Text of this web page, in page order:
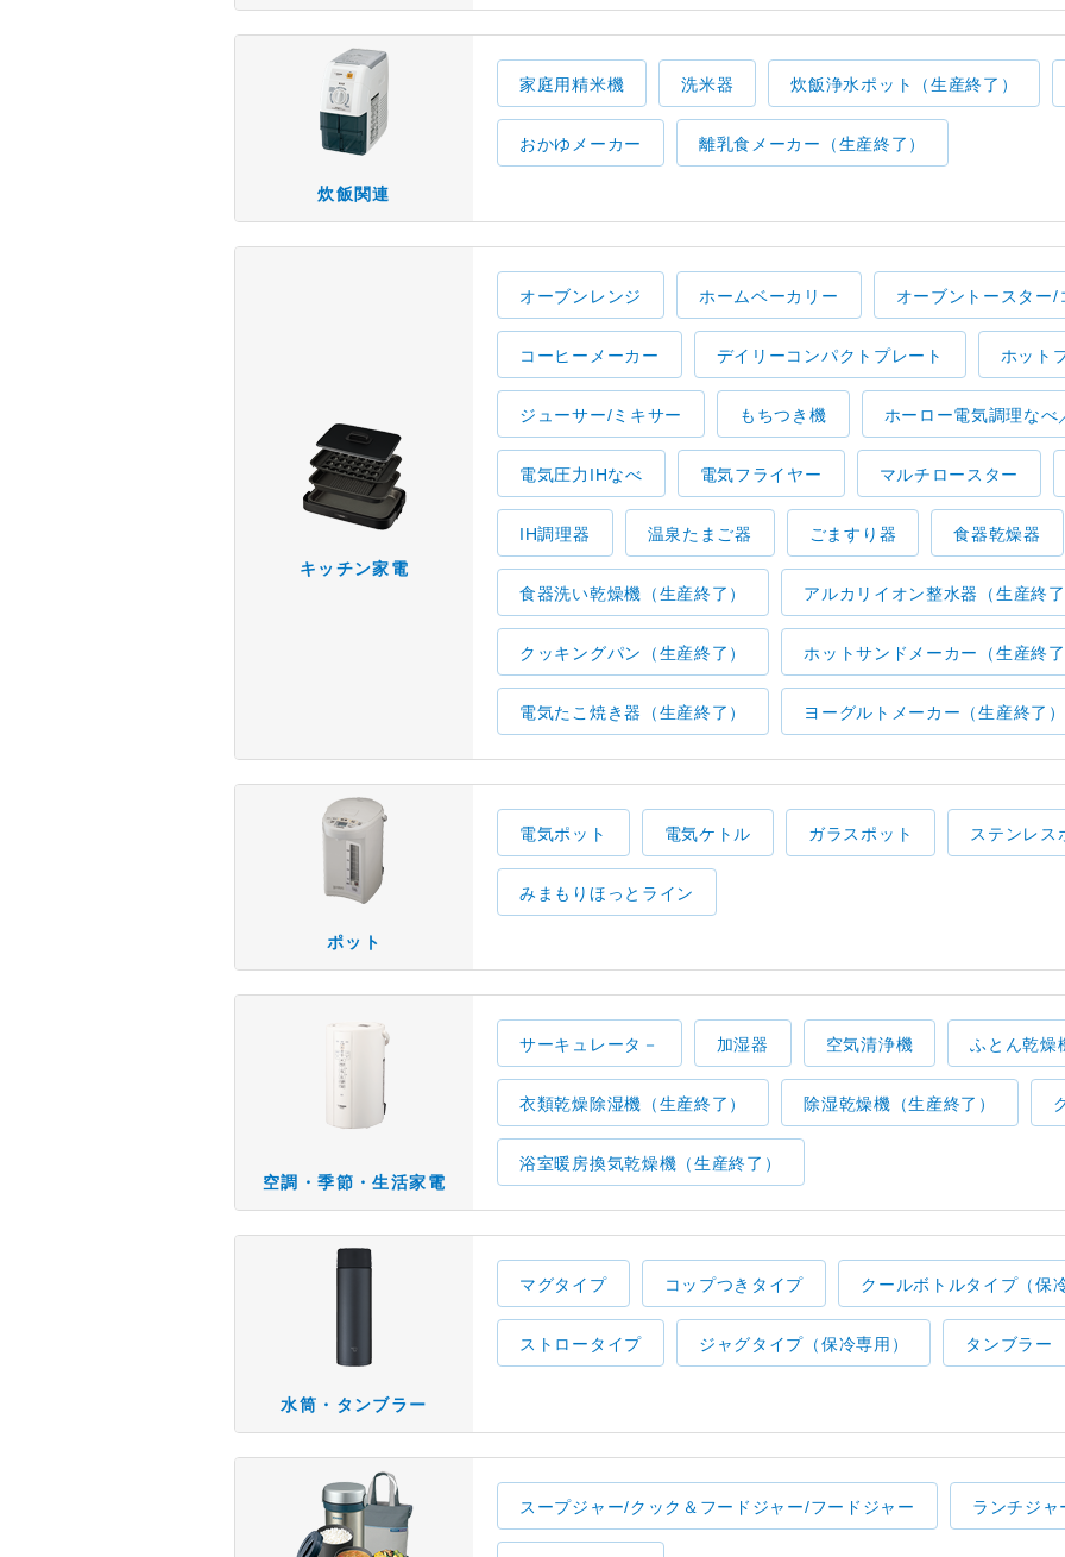
炊飯関連
家庭用精米機 洗米器 炊飯浄水ポット（生産終了）
おかゆメーカー 離乳食メーカー（生産終了）
キッチン家電
オーブンレンジ ホームベーカリー オーブントースター
コーヒーメーカー デイリーコンパクトプレート ホット
ジューサー/ミキサー もちつき機 ホーロー電気調理なべ
電気圧力IHなべ 電気フライヤー マルチロースター
IH調理器 温泉たまご器 ごますり器 食器乾燥器
食器洗い乾燥機（生産終了） アルカリイオン整水器（生産終了
クッキングパン（生産終了） ホットサンドメーカー（生産終了
電気たこ焼き器（生産終了） ヨーグルトメーカー（生産終了）
ポット
電気ポット 電気ケトル ガラスポット ステンレス
みまもりほっとライン
空調・季節・生活家電
サーキュレータ－ 加湿器 空気清浄機 ふとん乾燥
衣類乾燥除湿機（生産終了） 除湿乾燥機（生産終了）
浴室暖房換気乾燥機（生産終了）
水筒・タンブラー
マグタイプ コップつきタイプ クールボトルタイプ（保
ストロータイプ ジャグタイプ（保冷専用） タンブラー
スープジャー/クック＆フードジャー/フードジャー ランチジ